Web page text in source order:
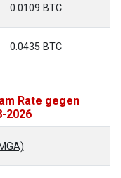
0.0109 BTC
0.0435 BTC
Rate gegen
2026